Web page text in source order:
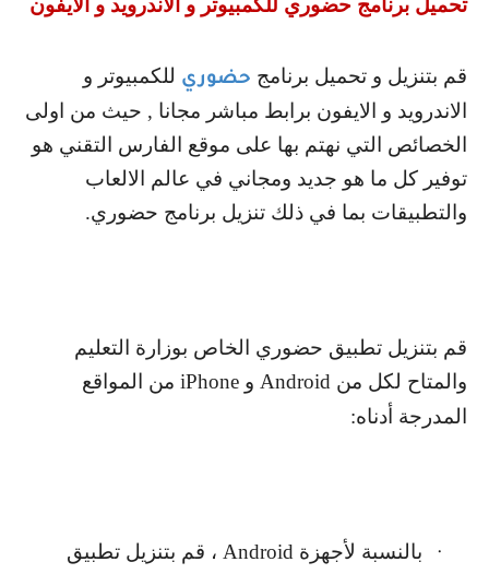
تحميل برنامج حضوري للكمبيوتر و الاندرويد و الايفون
قم بتنزيل و تحميل برنامج حضوري للكمبيوتر و
الاندرويد و الايفون برابط مباشر مجانا , حيث من اولى
الخصائص التي نهتم بها على موقع الفارس التقني هو
توفير كل ما هو جديد ومجاني في عالم الالعاب
والتطبيقات بما في ذلك تنزيل برنامج حضوري.
قم بتنزيل تطبيق حضوري الخاص بوزارة التعليم
والمتاح لكل من Android و iPhone من المواقع
المدرجة أدناه:
· بالنسبة لأجهزة Android ، قم بتنزيل تطبيق